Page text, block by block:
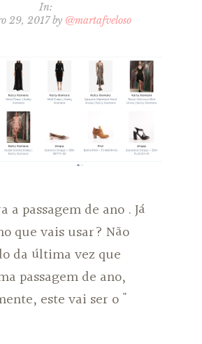
In:
29, 2017by @martafveloso
a passagem de ano . Já
que vais usar? Não
da última vez que
passagem de ano,
este vai ser o "